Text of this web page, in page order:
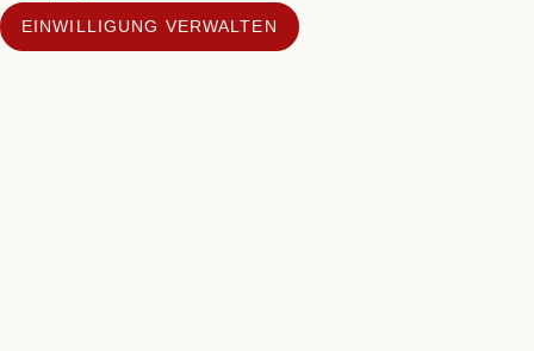
EINWILLIGUNG VERWALTEN